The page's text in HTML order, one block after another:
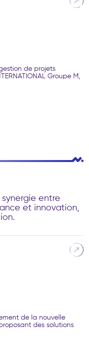
de projets
Groupe M,
entre
et innovation,
de la nouvelle
des solutions